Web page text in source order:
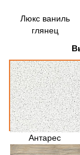
Люкс ваниль
глянец
Антарес